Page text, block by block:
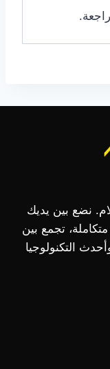
نضع بين يديك
تجمع بين
التكنولوجيا